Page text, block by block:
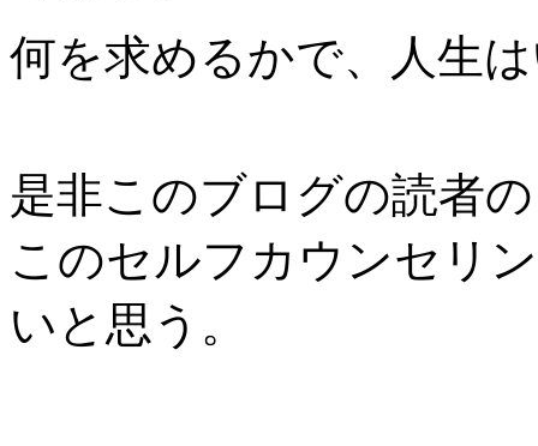
何を求めるかで、人生
是非このブログの読者
このセルフカウンセリ
いと思う。